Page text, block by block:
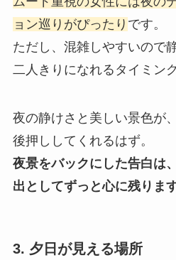
ョン巡りがぴったり です。
ただし、混雑しやすいので
二人きりになれるタイミン
夜の静けさと美しい景色が
後押ししてくれるはず。
夜景をバックにした告白は
出としてずっと心に残ります
3. 夕日が見える場所